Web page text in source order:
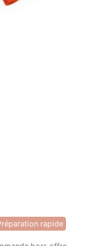
rapide